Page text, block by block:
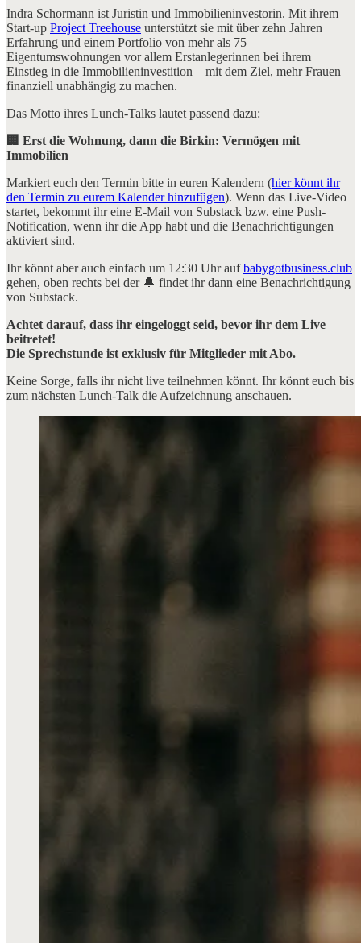
Indra Schormann ist Juristin und Immobilieninvestorin. Mit ihrem
Start-up Project Treehouse unterstützt sie mit über zehn Jahren
Erfahrung und einem Portfolio von mehr als 75
Eigentumswohnungen vor allem Erstanlegerinnen bei ihrem
Einstieg in die Immobilieninvestition – mit dem Ziel, mehr Frauen
finanziell unabhängig zu machen.
Das Motto ihres Lunch-Talks lautet passend dazu:
🏢 Erst die Wohnung, dann die Birkin: Vermögen mit
Immobilien
Markiert euch den Termin bitte in euren Kalendern (hier könnt ihr
den Termin zu eurem Kalender hinzufügen). Wenn das Live-Video
startet, bekommt ihr eine E-Mail von Substack bzw. eine Push-
Notification, wenn ihr die App habt und die Benachrichtigungen
aktiviert sind.
Ihr könnt aber auch einfach um 12:30 Uhr aufbabygotbusiness.club
gehen, oben rechts bei der 🔔 findet ihr dann eine Benachrichtigung
von Substack.
Achtet darauf, dass ihr eingeloggt seid, bevor ihr dem Live
beitretet!
Die Sprechstunde ist exklusiv für Mitglieder mit Abo.
Keine Sorge, falls ihr nicht live teilnehmen könnt. Ihr könnt euch bis
zum nächsten Lunch-Talk die Aufzeichnung anschauen.